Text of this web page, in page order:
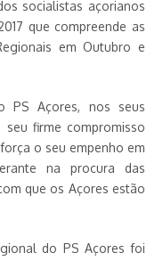
socialistas açorianos
que compreende as
em Outubro e
PS Açores, nos seus
firme compromisso
o seu empenho em
na procura das
que os Açores estão
do PS Açores foi